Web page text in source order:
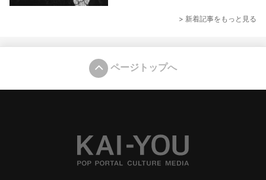
> 新着記事をもっと見る
ページトップへ